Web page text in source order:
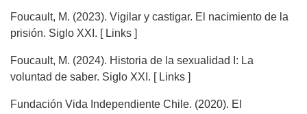
Foucault, M. (2023). Vigilar y castigar. El nacimiento de la
prisión. Siglo XXI. [ Links ]
Foucault, M. (2024). Historia de la sexualidad I: La
voluntad de saber. Siglo XXI. [ Links ]
Fundación Vida Independiente Chile. (2020). El